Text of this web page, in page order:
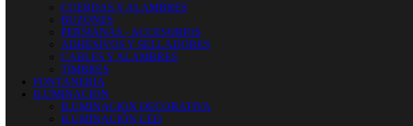
CUERDAS Y ALAMBRES
BUZONES
PERSIANAS - ACCESORIOS
ADHESIVOS Y SELLADORES
CABLES Y ALAMBRES
TIMBRES
FONTANERIA
ILUMINACION
ILUMINACION DECORATIVA
ILUMINACIÓN LED